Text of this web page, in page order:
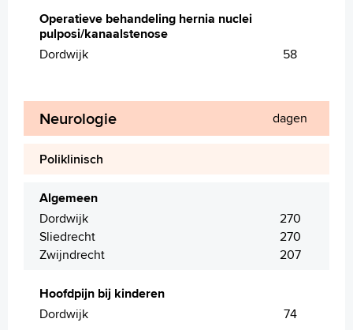
Operatieve behandeling hernia nuclei
pulposi/kanaalstenose
Dordwijk
58
Neurologie dagen
Poliklinisch
Algemeen
Dordwijk
270
Sliedrecht
270
Zwijndrecht
207
Hoofdpijn bij kinderen
Dordwijk
74